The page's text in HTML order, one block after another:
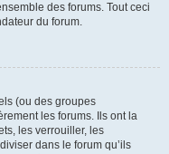
des forums. Tout ceci
du forum.
(ou des groupes
les forums. Ils ont la
les verrouiller, les
dans le forum qu’ils